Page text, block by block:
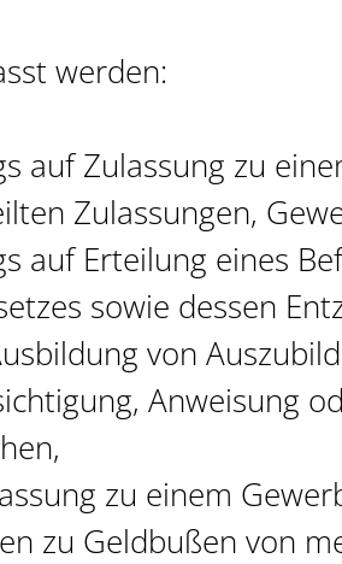
werden:
auf Zulassung zu
Zulassungen,
auf Erteilung eines
sowie dessen
von
Anweisung
zu einem
zu Geldbußen von